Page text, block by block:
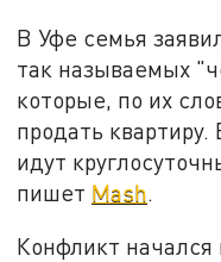
В Уфе семья
так называемых
которые, по их
продать
идут
пишет Mash.
Конфликт начался